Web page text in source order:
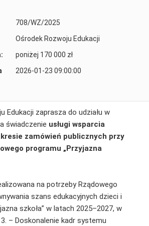
708/WZ/2025
Ośrodek Rozwoju Edukacji
poniżej 170 000 zł
2026-01-23 09:00:00
Edukacji zaprasza do udziału w
świadczenie usługi wsparcia
zamówień publicznych przy
programu „Przyjazna
na potrzeby Rządowego
szans edukacyjnych dzieci i
szkoła” w latach 2025–2027, w
– Doskonalenie kadr systemu